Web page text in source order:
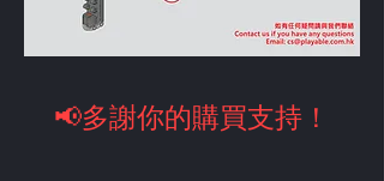
📢多謝你的購買支持！